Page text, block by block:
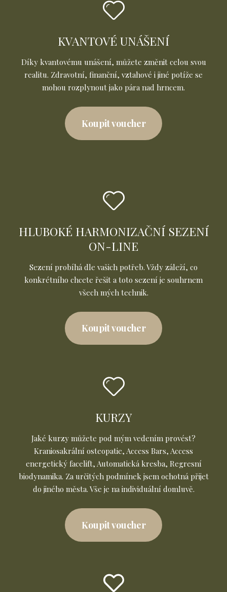
KVANTOVÉ UNÁŠENÍ
Díky kvantovému unášení, můžete změnit celou svou
realitu. Zdravotní, finanční, vztahové i jiné potíže se
mohou rozplynout jako pára nad hrncem.
Koupit voucher
HLUBOKÉ HARMONIZAČNÍ SEZENÍ
ON-LINE
Sezení probíhá dle vašich potřeb. Vždy záleží, co
konkrétního chcete řešit a toto sezení je souhrnem
všech mých technik.
Koupit voucher
KURZY
Jaké kurzy můžete pod mým vedením provést?
Kraniosakrální osteopatie, Access Bars, Access
energetický facelift, Automatická kresba, Regresní
biodynamika. Za určitých podmínek jsem ochotná přijet
do jiného města. Vše je na individuální domluvě.
Koupit voucher